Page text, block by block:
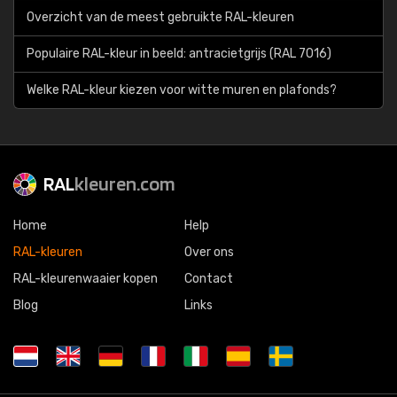
Overzicht van de meest gebruikte RAL-kleuren
Populaire RAL-kleur in beeld: antracietgrijs (RAL 7016)
Welke RAL-kleur kiezen voor witte muren en plafonds?
RALkleuren.com
Home
RAL-kleuren
RAL-kleurenwaaier kopen
Blog
Help
Over ons
Contact
Links